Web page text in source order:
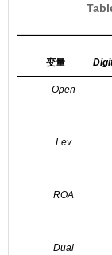
变量
Open
Lev
ROA
Dual